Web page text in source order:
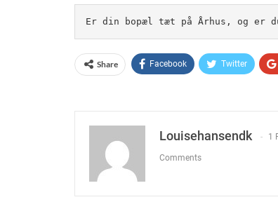
Er din bopæl tæt på Århus, og er
Share Facebook Twitter
Louisehansendk 1
Comments